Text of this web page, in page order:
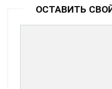
ОСТАВИТЬ